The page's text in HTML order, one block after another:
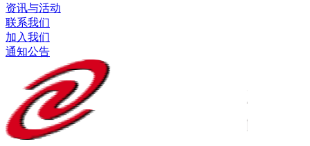
资讯与活动
联系我们
加入我们
通知公告